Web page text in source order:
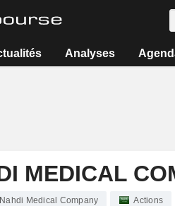
Analyses
MEDICAL
Medical Company Actions